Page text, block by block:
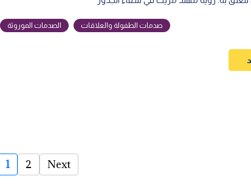
صدمات الطفولة والعلاقات الصدمات الموروثة
1 2 Next